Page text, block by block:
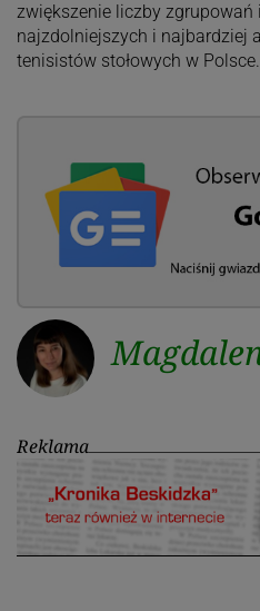
zwiększenie liczby zgrupowań
najzdolniejszych i najbardziej
tenisistów stołowych w Polsce.
Reklama